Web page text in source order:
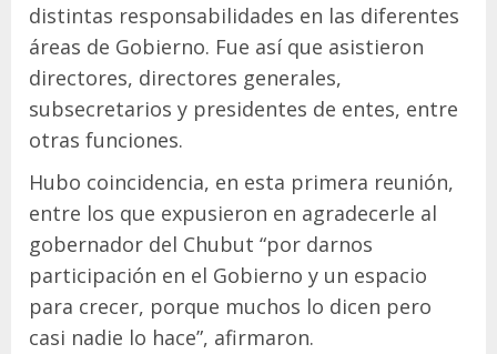
distintas responsabilidades en las diferentes
áreas de Gobierno. Fue así que asistieron
directores, directores generales,
subsecretarios y presidentes de entes, entre
otras funciones.
Hubo coincidencia, en esta primera reunión,
entre los que expusieron en agradecerle al
gobernador del Chubut “por darnos
participación en el Gobierno y un espacio
para crecer, porque muchos lo dicen pero
casi nadie lo hace”, afirmaron.